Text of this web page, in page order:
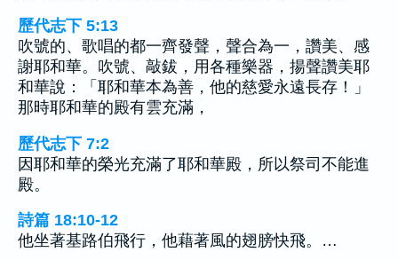
歷代志下 5:13
吹號的、歌唱的都一齊發聲，聲合為一，讚美、感
謝耶和華。吹號、敲鈸，用各種樂器，揚聲讚美耶
和華說：「耶和華本為善，他的慈愛永遠長存！」
那時耶和華的殿有雲充滿，
歷代志下 7:2
因耶和華的榮光充滿了耶和華殿，所以祭司不能進
殿。
詩篇 18:10-12
他坐著基路伯飛行，他藉著風的翅膀快飛。…